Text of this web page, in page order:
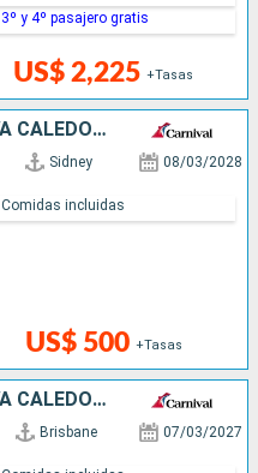
US$ 2,225 +Tasas
3º y 4º pasajero gratis
AUSTRALIA, VANUATU, NUEVA CALEDONIA
Sidney 08/03/2028
US$ 500 +Tasas
Comidas incluidas
AUSTRALIA, VANUATU, NUEVA CALEDONIA
Brisbane 07/03/2027